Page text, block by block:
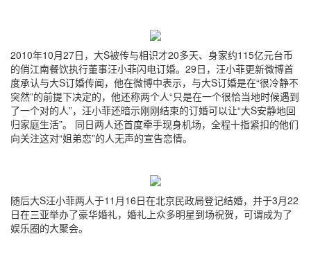
2010年10月27日，大S被传与相识才20多天、身家约115亿元台币
的俏江南餐饮执行董事汪小菲闪电订婚。29日，汪小菲更新微博首
度承认与大S订婚传闻，他在微博中表示，与大S订婚是在“很冷静不
突然”的前提下决定的，他还称两个人“只是在一个很恰当地时候遇到
了一个对的人”，汪小菲还暗示刚刚结束的订婚可以让“大S安静地回
归家庭生活”。 同日两人还首度牵手现身机场，全程十指紧扣的他们
向关注这对“姐弟恋”的人无声的宣告恋情。
随后大S汪小菲两人于11月16日在北京民政局登记结婚，并于3月22
日在三亚举办了豪华婚礼，婚礼上众多明星到场祝贺，可谓成为了
娱乐圈的大聚会。